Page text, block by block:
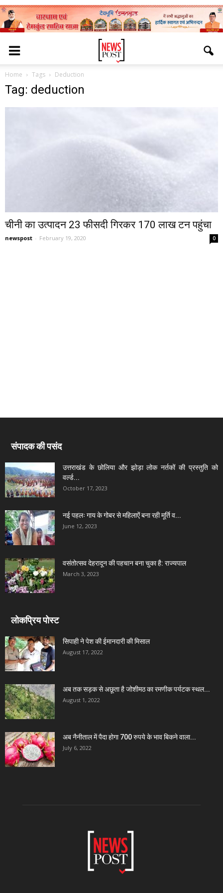
Home Tags Deduction
Tag: deduction
चीनी का उत्‍पादन 23 फीसदी गिरकर 170 लाख टन पहुंचा
newspost - February 19, 2020 0
संपादक की पसंद
उत्तराखंड के छोलिया और झोड़ा लोक नर्तकों की प्रस्तुति को
वर्ल्ड...
October 17, 2023
नई पहलः गाय के गोबर से महिलाऐं बना रही मूर्ति व...
June 12, 2023
वसंतोत्सव देहरादून की पहचान बना चुका है: राज्यपाल
March 3, 2023
लोकप्रिय पोस्ट
सिपाही ने पेश की ईमानदारी की मिसाल
August 17, 2022
अब तक सड़क से अछूता है जोशीमठ का रमणीक पर्यटक स्थल...
August 1, 2022
अब नैनीताल में पैदा होगा 700 रुपये के भाव बिकने वाला...
July 6, 2022